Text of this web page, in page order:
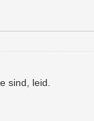
sind, leid.